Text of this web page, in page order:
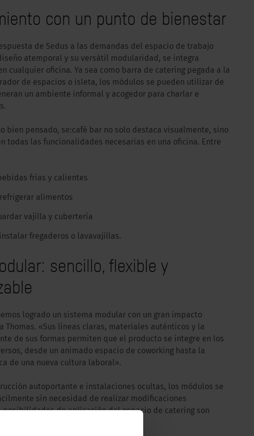
con un punto de bienestar
de Sedus a las demandas del espacio de trabajo
atemporal y su versátil modularidad, se integra
cualquier oficina. Ya sea como barra de catering pegada a la
de espacios o isleta, los módulos se pueden utilizar de
un ambiente informal y acogedor para charlar e
bien pensado, se:café bar no solo destaca visualmente, sino
todas las funcionalidades necesarias en una oficina. Entre
frías y calientes
alimentos
vajilla y cubertería
fregaderos o lavavajillas.
sencillo, flexible y
logrado un sistema modular con un gran impacto
Thomas. «Sus líneas claras, materiales auténticos y la
de sus formas permiten que el producto se integre en los
desde un animado espacio de coworking hasta la
de una nueva cultura laboral».
autoportante e instalaciones ocultas, los módulos se
sin necesidad de realizar modificaciones
posibilidades de aplicación del espacio de catering son